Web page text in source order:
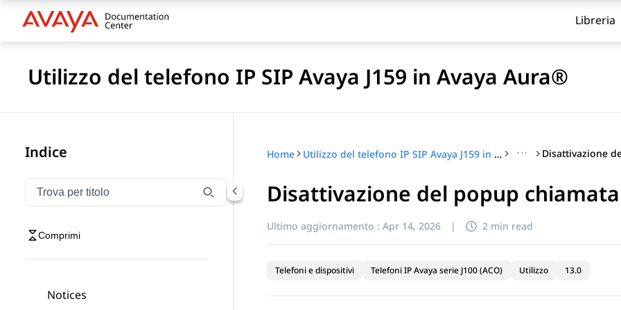
Libreria
Utilizzo del telefono IP SIP Avaya J159 in Avaya Aura®
Indice
Filtra la navigazione per titolo
Digitare per filtrare gli elementi di navigazione per titolo
Comprimi
Notices
Home Utilizzo del telefono IP SIP Avaya J159 in Avaya Aura® ···
Disattivazione del popup
Ultimo aggiornamento : Apr 14, 2026 | 2 min read
Telefoni e dispositivi Telefoni IP Avaya serie J100 (ACO) Utilizzo 13.0